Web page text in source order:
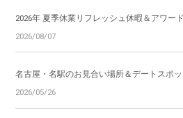
2026年 夏季休業リフレッシュ休暇＆アワー
2026/08/07
名古屋・名駅のお見合い場所＆デートスポ
2026/05/26